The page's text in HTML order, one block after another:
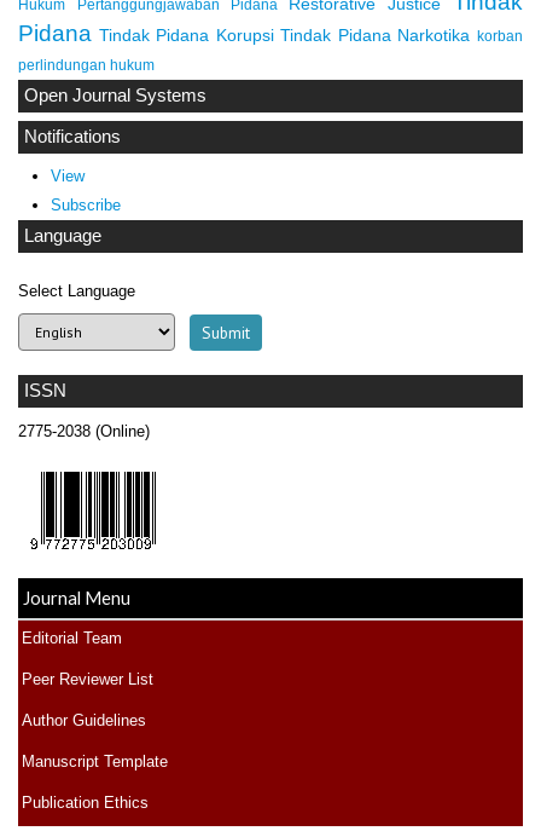
ISSN
2775-2038 (Online)
Journal Menu
Editorial Team
Peer Reviewer List
Author Guidelines
Manuscript Template
Publication Ethics
Hukum Pertanggungjawaban Pidana
Pidana Tindak Pidana Korupsi Tindak Pidana Narkotika korban
perlindungan hukum
Open Journal Systems
Notifications
View
Subscribe
Language
Select Language